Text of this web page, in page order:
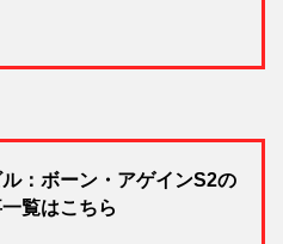
：ボーン・アゲインS2の
覧はこちら